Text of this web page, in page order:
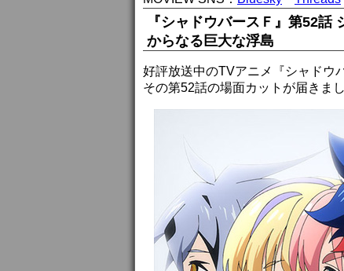
『シャドウバースＦ』第52
からなる巨大な浮島
好評放送中のTVアニメ『シャドウ
その第52話の場面カットが届きまし